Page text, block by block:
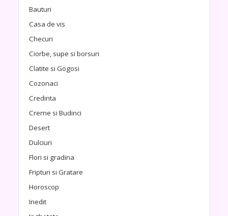
Bauturi
Casa de vis
Checuri
Ciorbe, supe si borsuri
Clatite si Gogosi
Cozonaci
Credinta
Creme si Budinci
Desert
Dulciuri
Flori si gradina
Fripturi si Gratare
Horoscop
Inedit